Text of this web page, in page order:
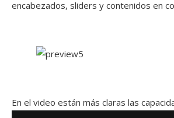
encabezados, sliders y contenidos en
En el video están más claras las